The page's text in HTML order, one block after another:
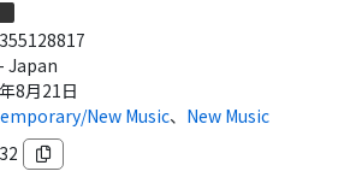
Japan
8月21日
New Music、 New Music